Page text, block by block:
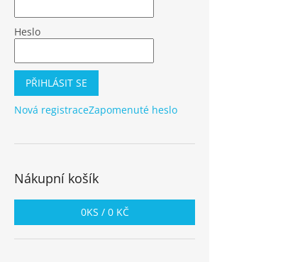
Heslo
PŘIHLÁSIT SE
Nová registraceZapomenuté heslo
Nákupní košík
0KS / 0 KČ